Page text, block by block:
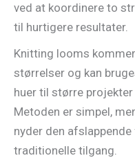
ved at koordinere to
til hurtigere resultater.
Knitting looms
størrelser og kan
huer til større
Metoden er simpel,
nyder den
traditionelle tilgang.